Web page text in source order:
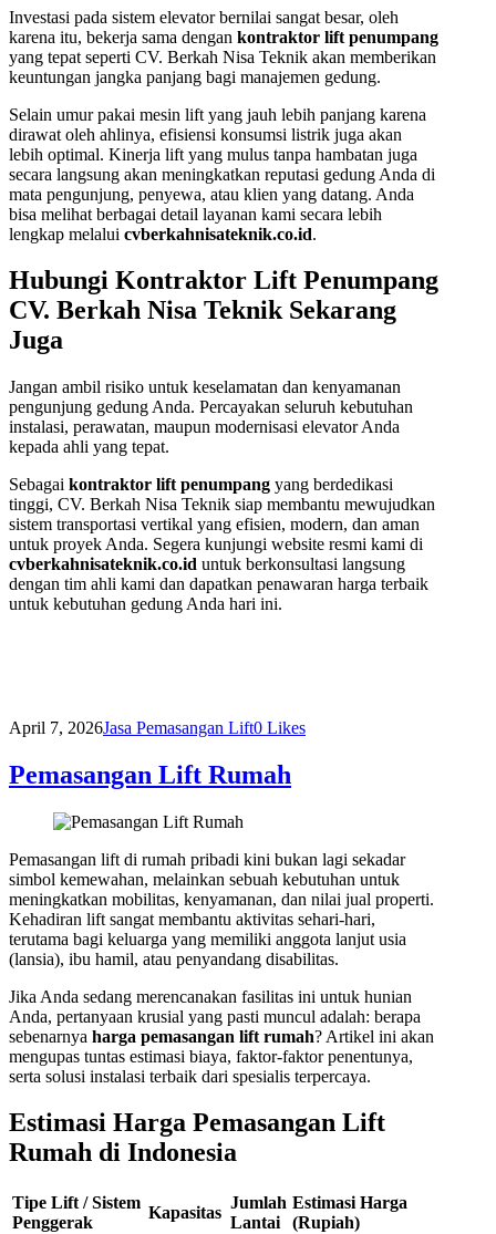
Investasi pada sistem elevator bernilai sangat besar, oleh
karena itu, bekerja sama dengan kontraktor lift penumpang
yang tepat seperti CV. Berkah Nisa Teknik akan memberikan
keuntungan jangka panjang bagi manajemen gedung.
Selain umur pakai mesin lift yang jauh lebih panjang karena
dirawat oleh ahlinya, efisiensi konsumsi listrik juga akan
lebih optimal. Kinerja lift yang mulus tanpa hambatan juga
secara langsung akan meningkatkan reputasi gedung Anda di
mata pengunjung, penyewa, atau klien yang datang. Anda
bisa melihat berbagai detail layanan kami secara lebih
lengkap melalui cvberkahnisateknik.co.id.
Hubungi Kontraktor Lift Penumpang
CV. Berkah Nisa Teknik Sekarang
Juga
Jangan ambil risiko untuk keselamatan dan kenyamanan
pengunjung gedung Anda. Percayakan seluruh kebutuhan
instalasi, perawatan, maupun modernisasi elevator Anda
kepada ahli yang tepat.
Sebagai kontraktor lift penumpang yang berdedikasi
tinggi, CV. Berkah Nisa Teknik siap membantu mewujudkan
sistem transportasi vertikal yang efisien, modern, dan aman
untuk proyek Anda. Segera kunjungi website resmi kami di
cvberkahnisateknik.co.id untuk berkonsultasi langsung
dengan tim ahli kami dan dapatkan penawaran harga terbaik
untuk kebutuhan gedung Anda hari ini.
April 7, 2026Jasa Pemasangan Lift0 Likes
Pemasangan Lift Rumah
Pemasangan lift di rumah pribadi kini bukan lagi sekadar
simbol kemewahan, melainkan sebuah kebutuhan untuk
meningkatkan mobilitas, kenyamanan, dan nilai jual properti.
Kehadiran lift sangat membantu aktivitas sehari-hari,
terutama bagi keluarga yang memiliki anggota lanjut usia
(lansia), ibu hamil, atau penyandang disabilitas.
Jika Anda sedang merencanakan fasilitas ini untuk hunian
Anda, pertanyaan krusial yang pasti muncul adalah: berapa
sebenarnya harga pemasangan lift rumah? Artikel ini akan
mengupas tuntas estimasi biaya, faktor-faktor penentunya,
serta solusi instalasi terbaik dari spesialis terpercaya.
Estimasi Harga Pemasangan Lift
Rumah di Indonesia
Tipe Lift / Sistem
Penggerak
Kapasitas
Jumlah
Lantai
Estimasi Harga
(Rupiah)